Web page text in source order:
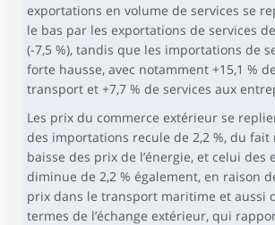
exportations en volume de services se
le bas par les exportations de services
(-7,5 %), tandis que les importations de
forte hausse, avec notamment +15,1 %
transport et +7,7 % de services aux
Les prix du commerce extérieur se
des importations recule de 2,2 %, du
baisse des prix de l’énergie, et celui des
diminue de 2,2 % également, en raison
prix dans le transport maritime et aussi
termes de l’échange extérieur, qui